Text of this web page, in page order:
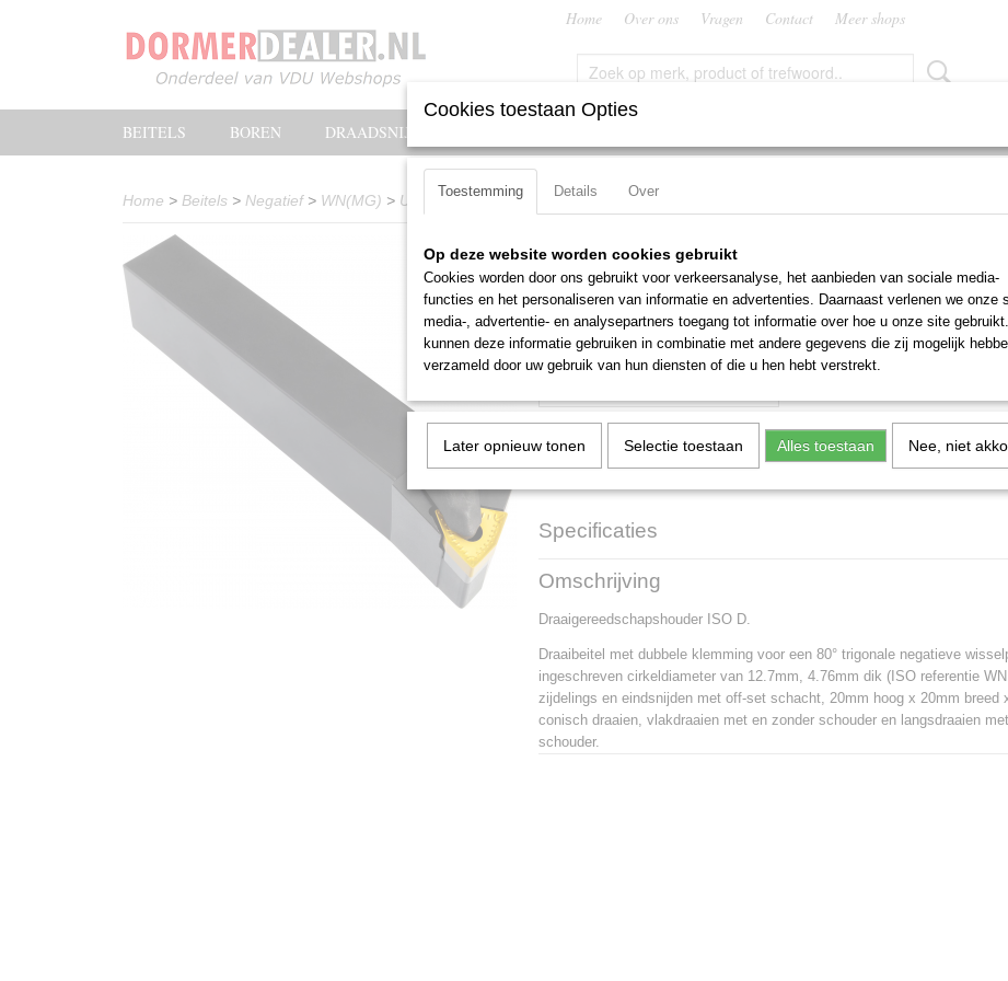
Home Over ons Vragen Contact Meer shops
BEITELS BOREN DRAADSNIJOLIE
Home > Beitels > Negatief> WN(MG) > Uitwendig>Pramet DWLNL 2020 K 08
Pramet DWLNL 2020 K 08
€ 94,30 € 84,87
Aantal
Specificaties
Productcode
EAN code
Productcode leverancier
Omschrijving
Draaigereedschapshouder ISO D.
Draaibeitel met dubbele klemming voor een 80° trigonale negatieve
ingeschreven cirkeldiameter van 12.7mm, 4.76mm dik (ISO referentie
zijdelings en eindsnijden met off-set schacht, 20mm hoog x 20mm breed
conisch draaien, vlakdraaien met en zonder schouder en langsdraaien
schouder.
Cookies toestaan Opties
Toestemming Details Over
Op deze website worden cookies gebruikt
Cookies worden door ons gebruikt voor verkeersanalyse, het aanbieden van sociale media-
functies en het personaliseren van informatie en advertenties. Daarnaast verlenen we onze
media-, advertentie- en analysepartners toegang tot informatie over hoe u onze site
kunnen deze informatie gebruiken in combinatie met andere gegevens die zij mogelijk
verzameld door uw gebruik van hun diensten of die u hen hebt verstrekt.
Later opnieuw tonen Selectie toestaan Alles toestaan Nee, niet